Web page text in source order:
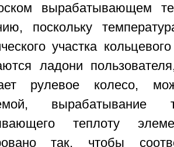
вырабатывающем
поскольку
участка
ладони
рулевое колесо,
вырабатывание
теплоту
так, чтобы